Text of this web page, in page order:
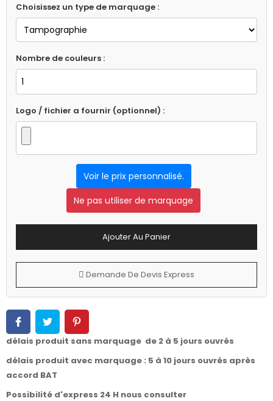
Choisissez un type de marquage :
Nombre de couleurs :
Logo / fichier a fournir (optionnel) :
Voir le prix personnalisé.
Ne pas utiliser de marquage
Ajouter Au Panier
Demande De Devis Express
délais produit sans marquage de 2 à 5 jours ouvrés
délais produit avec marquage : 5 à 10 jours ouvrés après
accord BAT
Possibilité d'express 24 H nous consulter